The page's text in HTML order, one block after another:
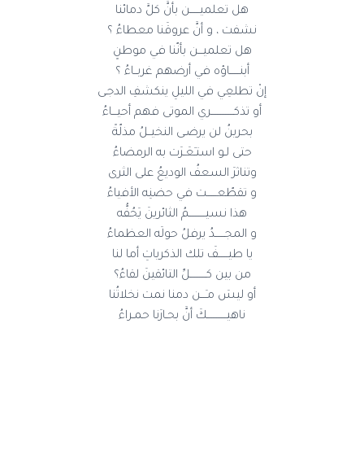
هل تعلميــــــن بأنَّ كلَّ دمائنا
نشفت ، و أنَّ عروقَنا معطاءُ ؟
هل تعلميـــن بأنّنا في موطنٍ
أبنــــــاؤه في أرضهم غربــاءُ ؟
إنْ تطلعِي في الليلِ ينكشفِ الدجـى
أو تذكــــــــــــــري الموتى فهم أحيـــاءُ
بحرينُ لن يرضـى النخيــلُ مذلّةً
حتى لـو استـَعَـرَت به الرمضاءُ
وتناثرَ السعفُ الوديعُ على الثرى
و تقطّعــــــت في حضنِه الأفياءُ
هذا نسيــــــــــمُ الثائرينَ يَحُفُّه
و المجــــــدُ يرفلُ حولَه العظماءُ
يا طيــــــفَ تلك الذكرياتِ أما لنا
من بين كــــــــــلِّ التائقينَ لقاءُ؟
أو ليسَ مـِـــن دمنا نمت نخلاتُنا
ناهيــــــــــــكَ أنَّ بحـارَنا حمـراءُ